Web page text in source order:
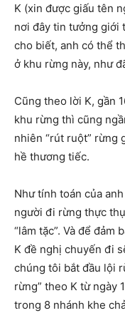
K (xin được giấu tên
nơi đây tin tưởng giới
cho biết, anh có thể
ở khu rừng này, như
Cũng theo lời K, gần
khu rừng thì cũng
nhiên “rút ruột” rừng
hề thương tiếc.
Như tính toán của
người đi rừng thực
“lâm tặc”. Và để đảm
K đề nghị chuyến đi
chúng tôi bắt đầu lội
rừng” theo K từ ngày
trong 8 nhánh khe